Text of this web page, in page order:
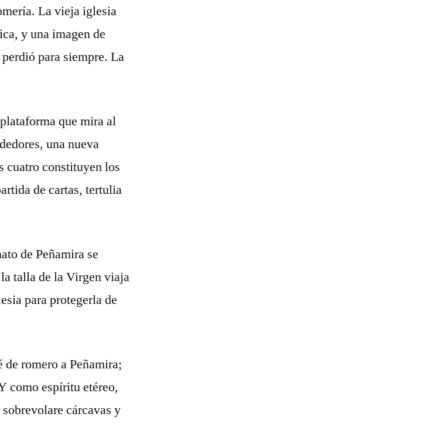
La vieja iglesia
y una imagen de
para siempre. La
que mira al
una nueva
cuatro constituyen los
de cartas, tertulia
de Peñamira se
talla de la Virgen viaja
para protegerla de
romero a Peñamira;
como espíritu etéreo,
cárcavas y